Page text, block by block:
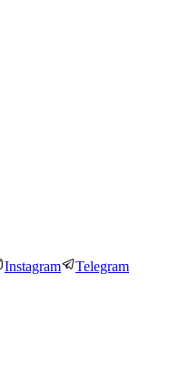
Instagram Telegram